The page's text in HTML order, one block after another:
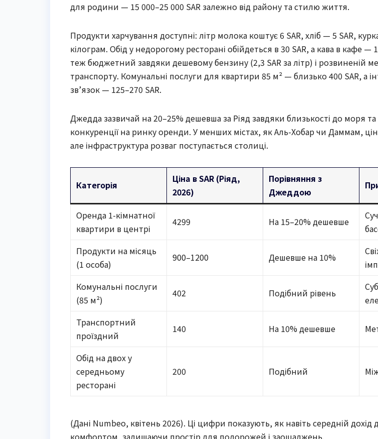
для родини — 15 000–25 000 SAR залежно від району та стилю життя.
Продукти харчування доступні: літр молока коштує 6 SAR, хліб — 5 SAR,
кілограм. Обід у недорогому ресторані обійдеться в 30 SAR, а кава в кафе —
теж бюджетний завдяки дешевому бензину (2,3 SAR за літр) і розвиненій
транспорту. Комунальні послуги для квартири 85 м² — близько 400 SAR, а
зв’язок — 125–270 SAR.
Джедда зазвичай на 20–25% дешевша за Ріяд завдяки близькості до моря
конкуренції на ринку оренди. У менших містах, як Аль-Хобар чи Даммам,
але інфраструктура розваг поступається столиці.
Категорія
Ціна в SAR (Ріяд,
2026)
Порівняння з
Джеддою
Оренда 1-кімнатної
квартири в центрі
4299 На 15–20% дешевше
Продукти на місяць
(1 особа)
900–1200 Дешевше на 10%
Комунальні послуги
(85 м²)
402 Подібний рівень
Транспортний
проїздний
140 На 10% дешевше
Обід на двох у
середньому
ресторані
200 Подібний
(Дані Numbeo, квітень 2026). Ці цифри показують, як навіть середній